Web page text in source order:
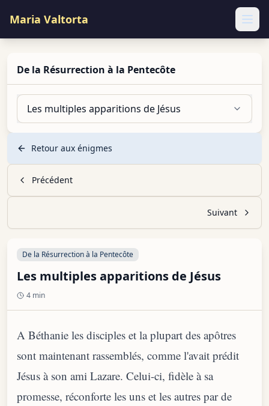
Maria Valtorta
De la Résurrection à la Pentecôte
Les multiples apparitions de Jésus
Retour aux énigmes
Précédent
Suivant
De la Résurrection à la Pentecôte
Les multiples apparitions de Jésus
4 min
A Béthanie les disciples et la plupart des apôtres
sont maintenant rassemblés, comme l'avait prédit
Jésus à son ami Lazare. Celui-ci, fidèle à sa
promesse, réconforte les uns et les autres par de